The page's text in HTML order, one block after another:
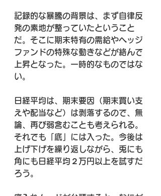
記録的な暴騰の背景は、まず自律反
発の素地が整っていたということ
だ。そこに期末特有の需給やヘッジ
ファンドの特殊な動きなどが絡んで
上昇となった。一時的なものではな
い。
日経平均は、期末要因（期末買い支
えや配当など）は剥落するので、無
論、再び弱含むことも考えられる。
それでも「底」には入った。今後は
上げ下げを繰り返しながら、兎にも
角にも日経平均２万円以上を試すだ
ろう。